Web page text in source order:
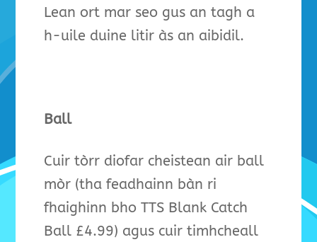
Lean ort mar seo gus an tagh a
h-uile duine litir às an aibidil.
Ball
Cuir tòrr diofar cheistean air ball
mòr (tha feadhainn bàn ri
fhaighinn bho TTS Blank Catch
Ball £4.99) agus cuir timhcheall